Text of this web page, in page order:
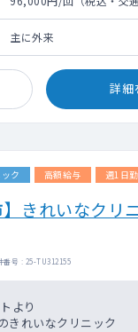
主に外来
詳細
ク 高額給与 週1日
】きれいなク
号 : 25-TU312155
より
きれいなクリニック